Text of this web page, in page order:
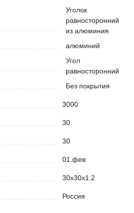
Уголок
равносторонний
из алюминия
алюминий
Угол
равносторонний
Без покрытия
3000
30
30
01.фев
30х30х1.2
Россия